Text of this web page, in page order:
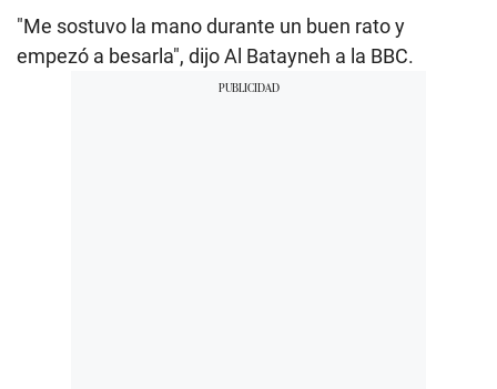
"Me sostuvo la mano durante un buen rato y
empezó a besarla", dijo Al Batayneh a la BBC.